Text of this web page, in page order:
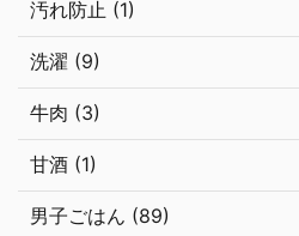
汚れ防止 (1)
洗濯 (9)
牛肉 (3)
甘酒 (1)
男子ごはん (89)